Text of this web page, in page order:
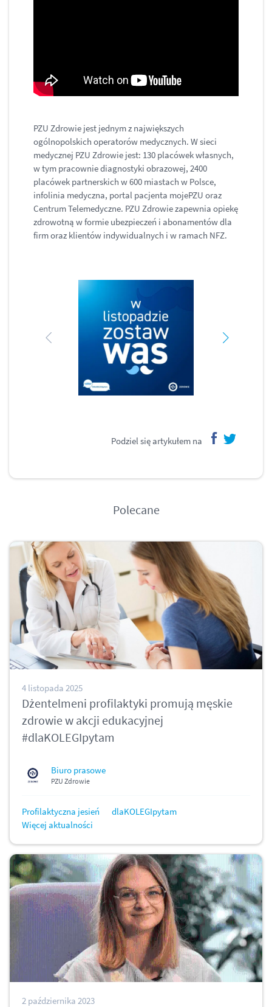
PZU Zdrowie jest jednym z największych
ogólnopolskich operatorów medycznych. W sieci
medycznej PZU Zdrowie jest: 130 placówek własnych,
w tym pracownie diagnostyki obrazowej, 2400
placówek partnerskich w 600 miastach w Polsce,
infolinia medyczna, portal pacjenta mojePZU oraz
Centrum Telemedyczne. PZU Zdrowie zapewnia opiekę
zdrowotną w formie ubezpieczeń i abonamentów dla
firm oraz klientów indywidualnych i w ramach NFZ.
Podziel się artykułem na
Polecane
4 listopada 2025
Dżentelmeni profilaktyki promują męskie
zdrowie w akcji edukacyjnej
#dlaKOLEGIpytam
Biuro prasowe
PZU Zdrowie
Profilaktyczna jesień
dlaKOLEGIpytam
Więcej aktualności
2 października 2023